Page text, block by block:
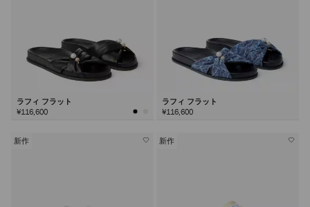
ラフィ フラット
¥116,600
ラフィ フラット
¥116,600
新作 新作